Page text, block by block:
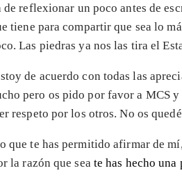
de reflexionar un poco antes de
tiene para compartir que sea lo
Las piedras ya nos las tira el
de acuerdo con todas las
pero os pido por favor a MCS
respeto por los otros. No os
que te has permitido afirmar de
la razón que sea te has hecho